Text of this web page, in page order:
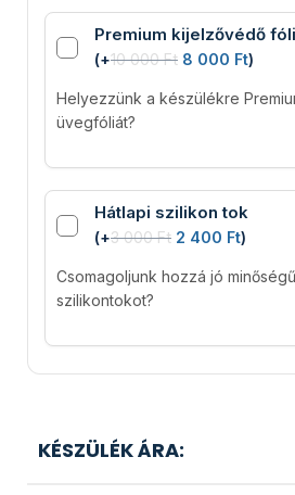
Premium kijelzővédő
(+10 000Ft 8 000 Ft)
Helyezzünk a készülékre
üvegfóliát?
Hátlapi szilikon tok
(+3 000Ft 2 400 Ft)
Csomagoljunk hozzá jó
szilikontokot?
KÉSZÜLÉK ÁRA: